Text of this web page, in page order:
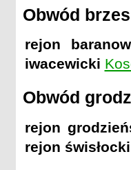
Obwód
rejon
iwacewicki
Obwód
rejon
rejon świsłocki